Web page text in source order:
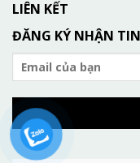
LIÊN KẾT
ĐĂNG KÝ NHẬN TIN